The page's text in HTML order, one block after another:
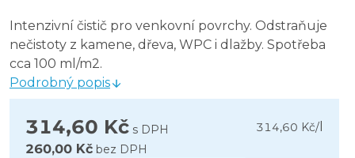
Intenzivní čistič pro venkovní povrchy. Odstraňuje
nečistoty z kamene, dřeva, WPC i dlažby. Spotřeba
cca 100 ml/m2.
Podrobný popis
314,60 Kč s DPH 314,60 Kč/
260,00 Kč bez DPH